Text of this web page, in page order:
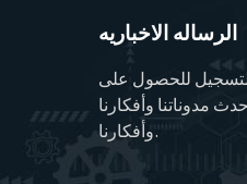
الرساله الاخباريه
للحصول على
مدوناتنا وأفكارنا
وأفكارنا.